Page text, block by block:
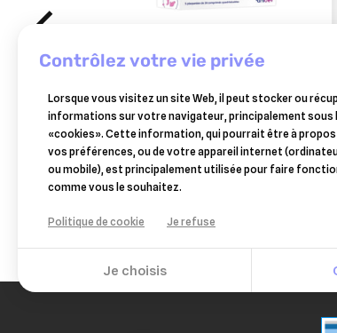
AXIENCE
silycure 40 mg 150 cpr
60,42 €
Ajouter au panier
contrôlez votre vie privée
Lorsque vous visitez un site Web, il peut stocker ou
informations sur votre navigateur, principalement sous
«cookies». Cette information, qui pourrait être à propos
vos préférences, ou de votre appareil internet
ou mobile), est principalement utilisée pour faire
comme vous le souhaitez.
Politique de cookie Je refuse
Je choisis